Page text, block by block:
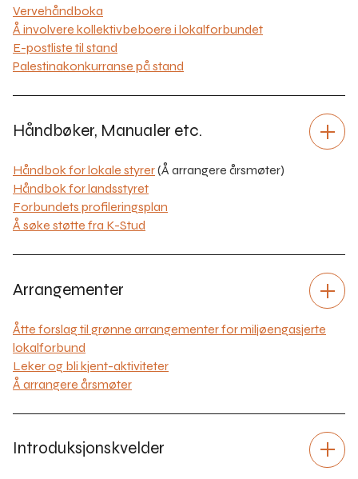
Vervehåndboka
Å involvere kollektivbeboere i lokalforbundet
E-postliste til stand
Palestinakonkurranse på stand
Håndbøker, Manualer etc.
Håndbok for lokale styrer(Å arrangere årsmøter)
Håndbok for landsstyret
Forbundets profileringsplan
Å søke støtte fra K-Stud
Arrangementer
Åtte forslag til grønne arrangementer for miljøengasjerte
lokalforbund
Leker og bli kjent-aktiviteter
Å arrangere årsmøter
Introduksjonskvelder